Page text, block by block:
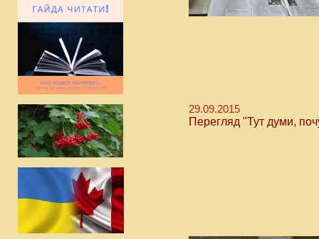
29.09.2015
Перегляд "Тут думи,